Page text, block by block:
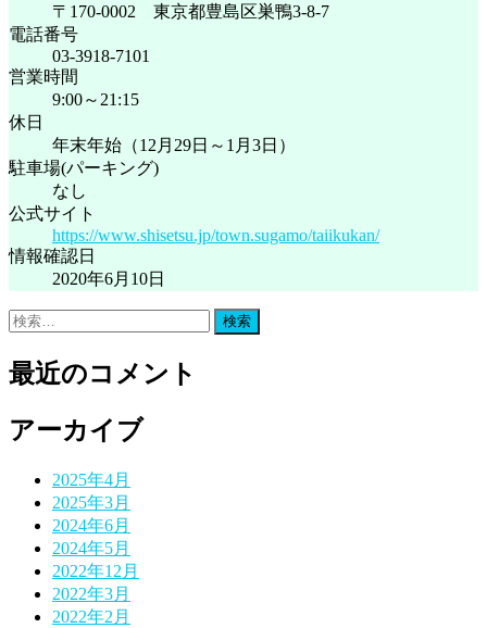
〒170-0002 東京都豊島区巣鴨3-8-7
電話番号
03-3918-7101
営業時間
9:00～21:15
休日
年末年始（12月29日～1月3日）
駐車場(パーキング)
なし
公式サイト
https://www.shisetsu.jp/town.sugamo/taiikukan/
情報確認日
2020年6月10日
検
最近のコメント
アーカイブ
2025年4月
2025年3月
2024年6月
2024年5月
2022年12月
2022年3月
2022年2月